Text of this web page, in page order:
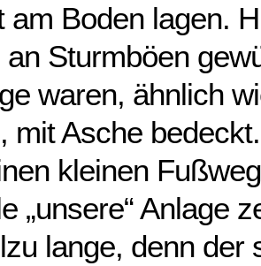
am Boden lagen.
an Sturmböen
waren, ähnlich
mit Asche bedeckt.
kleinen
„unsere“ Anlage
lange, denn der